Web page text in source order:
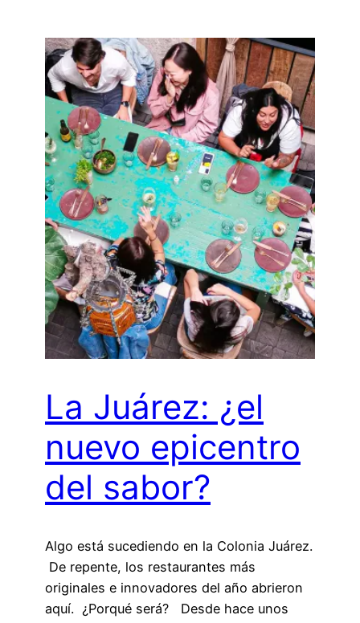
La Juárez: ¿el
nuevo epicentro
del sabor?
Algo está sucediendo en la Colonia Juárez.
De repente, los restaurantes más
originales e innovadores del año abrieron
aquí. ¿Porqué será? Desde hace unos